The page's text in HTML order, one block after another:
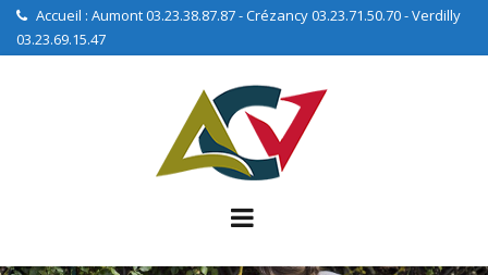
Accueil : Aumont 03.23.38.87.87 - Crézancy 03.23.71.50.70 - Verdilly
03.23.69.15.47